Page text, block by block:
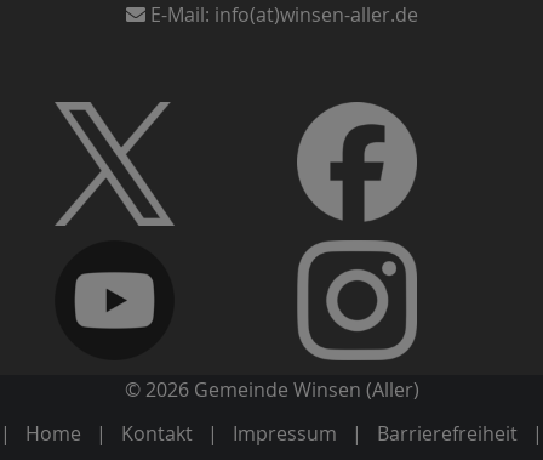
E-Mail: info(at)winsen-aller.de
© 2026 Gemeinde Winsen (Aller)
Home
Kontakt Impressum Barrierefreiheit